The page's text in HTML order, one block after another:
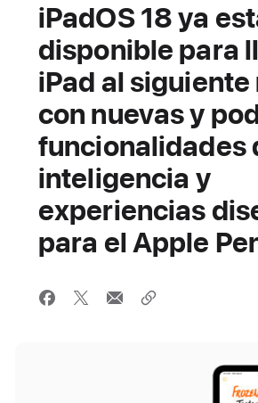
iPadOS 18 ya
disponible para
iPad al siguiente
con nuevas y
funcionalidades
inteligencia y
experiencias
para el Apple